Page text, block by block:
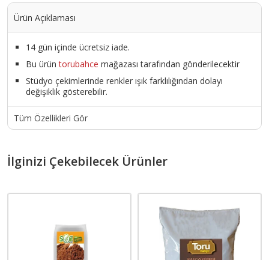
Ürün Açıklaması
14 gün içinde ücretsiz iade.
Bu ürüntorubahce mağazası tarafından gönderilecektir
Stüdyo çekimlerinde renkler ışık farklılığından dolayı
değişiklik gösterebilir.
Tüm Özellikleri Gör
İlginizi Çekebilecek Ürünler